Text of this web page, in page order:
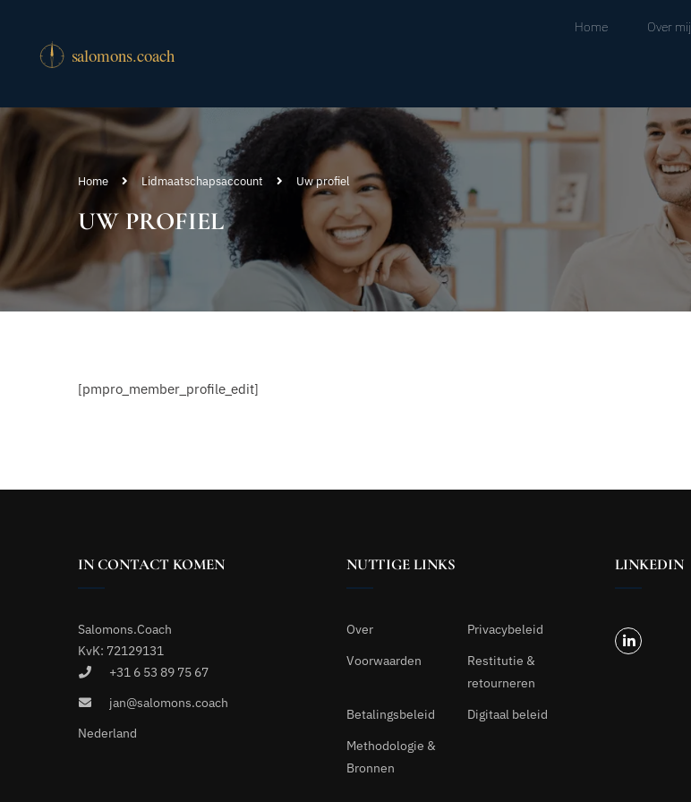
Home Over mij
Home Lidmaatschapsaccount Uw profiel
UW PROFIEL
[pmpro_member_profile_edit]
IN CONTACT KOMEN
Salomons.Coach
KvK: 72129131
+31 6 53 89 75 67
jan@salomons.coach
Nederland
NUTTIGE LINKS
Over
Privacybeleid
Voorwaarden
Restitutie &
retourneren
Betalingsbeleid
Digitaal beleid
Methodologie &
Bronnen
LINKEDIN